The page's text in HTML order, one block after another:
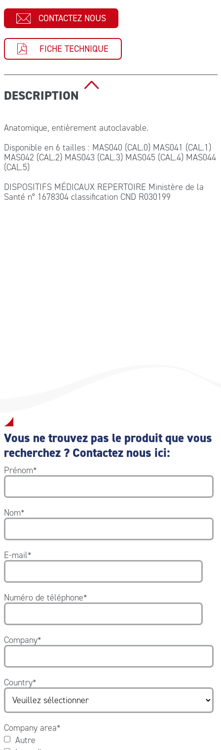
CONTACTEZ NOUS
FICHE TECHNIQUE
DESCRIPTION
Anatomique, entièrement autoclavable.
Disponible en 6 tailles : MAS040 (CAL.0) MAS041 (CAL.1)
MAS042 (CAL.2) MAS043 (CAL.3) MAS045 (CAL.4) MAS044
(CAL.5)
DISPOSITIFS MÉDICAUX REPERTOIRE Ministère de la
Santé n° 1678304 classification CND R030199
Vous ne trouvez pas le produit que vous
recherchez ? Contactez nous ici:
Prénom*
Nom*
E-mail*
Numéro de téléphone*
Company*
Country*
Company area*
Autre